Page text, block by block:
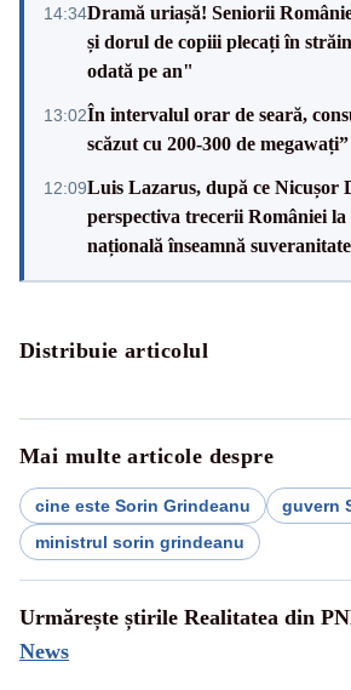
14:34Dramă uriașă! Seniorii
și dorul de copiii plecați în
odată pe an"
13:02În intervalul orar de seară,
scăzut cu 200-300 de megawați”
12:09Luis Lazarus, după ce Nicușor
perspectiva trecerii României
națională înseamnă
Distribuie articolul
Mai multe articole despre
cine este Sorin Grindeanu
guvern
ministrul sorin grindeanu
Urmărește știrile Realitatea din
News